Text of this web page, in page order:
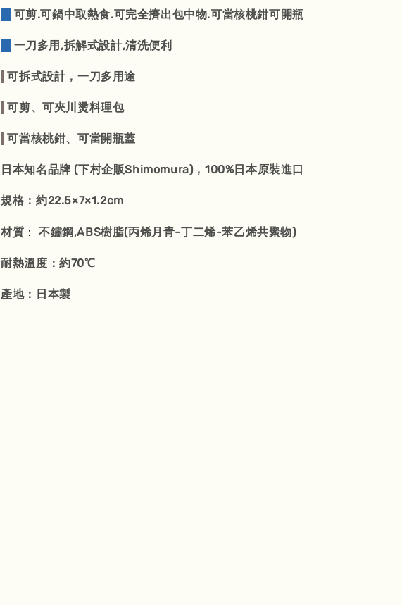
可剪.可鍋中取熱食.可完全擠出包中物.可當核桃鉗可開瓶
一刀多用,拆解式設計,清洗便利
可拆式設計，一刀多用途
可剪、可夾川燙料理包
可當核桃鉗、可當開瓶蓋
日本知名品牌 (下村企販Shimomura)，100%日本原裝進口
規格：約22.5×7×1.2cm
材質 ： 不鏽鋼,ABS樹脂(丙烯月青-丁二烯-苯乙烯共聚物)
耐熱溫度：約70℃
產地：日本製